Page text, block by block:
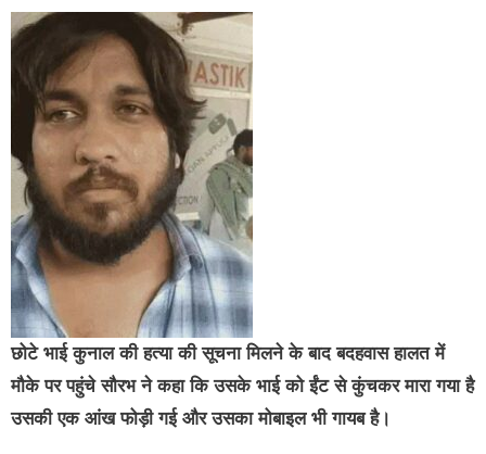
छोटे भाई कुनाल की हत्या की सूचना मिलने के बाद बदहवास हालत में
मौके पर पहुंचे सौरभ ने कहा कि उसके भाई को ईंट से कुंचकर मारा गया है
उसकी एक आंख फोड़ी गई और उसका मोबाइल भी गायब है।